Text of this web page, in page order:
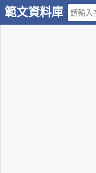
範文資料庫